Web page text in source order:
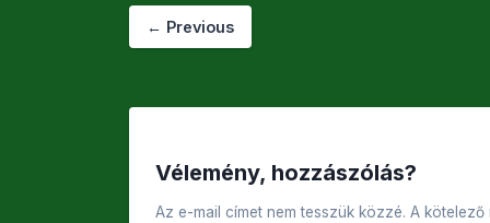
← Previous
Vélemény, hozzászólás?
Az e-mail címet nem tesszük közzé. A kötelező